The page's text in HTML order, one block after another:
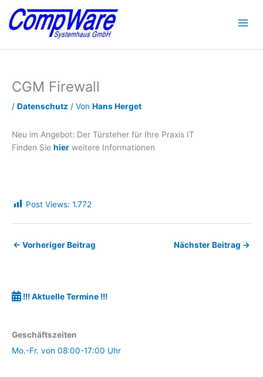
Inhalt
springen
CGM Firewall
/ Datenschutz / Von Hans Herget
Neu im Angebot: Der Türsteher für Ihre Praxis IT
Finden Sie hier weitere Informationen
Post Views: 1.772
← Vorheriger Beitrag Nächster Beitrag →
!!! Aktuelle Termine !!!
Geschäftszeiten
Mo.-Fr. von 08:00-17:00 Uhr